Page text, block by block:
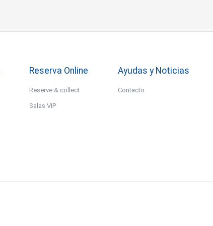
Reserva Online
Reserve & collect
Salas VIP
Ayudas y Noticias
Contacto